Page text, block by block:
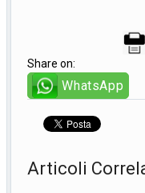
Share on:
WhatsApp
Articoli